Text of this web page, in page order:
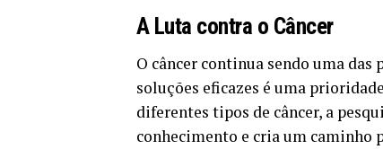
A Luta contra o Câncer
O câncer continua sendo uma
soluções eficazes é uma
diferentes tipos de câncer, a
conhecimento e cria um caminho